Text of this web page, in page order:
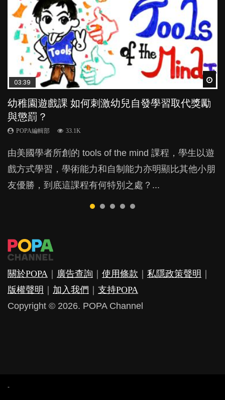
03:39
幼稚園遊戲課 如何刺激幼兒自發學習取代獎勵
與懲罰？
POPA編輯部 33.1K
由美國學者所創的 tools of the mind 課程，學生以遊
戲方式學習，學術能力和自制能力亦明顯比其他小朋
友優勝，到底這課程有何特別之處？...
04:59
幼兒playgroup真係玩耍中學習？研究指BB 15個
月大前上堂不見效果
POPA編輯部 47.1K
現今小朋友的起跑線，愈推愈前。雖然政府並無官方
的統計數字，但粗略估算，香港至少有六、七百家早
期教育中心，但孩子是否愈早上Playgroup愈好？...
03:02
老公患產後憂鬱症對BB的影響
POPA編輯部
鬱，影響日常生活，嚴重的甚至會有自殺，或傷害小
朋友的念頭。但為何爸爸患上產後抑鬱往往難以察
覺？...
04:18
凡事以BB為中心，就係好爸媽？｜別忽視父母
的身心虛耗
POPA編輯部 31.5K
父母日夜無間、身心俱疲地照顧BB，如何做到正向
教養？部份父母更會為了小朋友放棄自己的嗜好、減
少出席朋友聚會等等，你以為會換來美好的親子關
係，有助小朋友成長，但原來父母身心虛耗對孩子的
04:06
全職好？在職好？｜全職媽媽與在職媽媽的壓
力與價值
POPA編輯部 25.8K
許多媽媽心底可能都有一刻掙扎過：究竟全職好，還
是在職好。雖說每個家庭都有自己的獨特狀況和考慮
因素，但原來全職和在職媽媽所養育的子女其實都各
關於POPA ｜ 廣告查詢 ｜ 使用條款 ｜ 私隱政策聲明 ｜
版權聲明 ｜ 加入我們 ｜ 支持POPA
Copyright © 2026. POPA Channel
-